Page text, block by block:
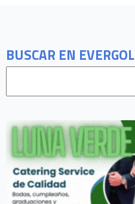
BUSCAR EN EVERGOL